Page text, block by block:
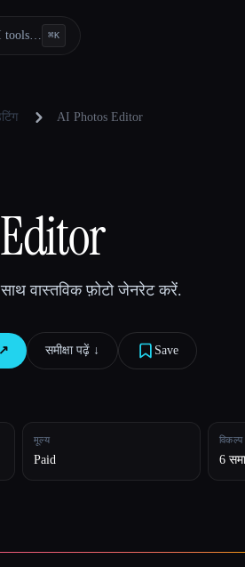
tools… ⌘K
AI Photos Editor
वास्तविक फ़ोटो जेनरेट करें.
↗︎ समीक्षा पढ़ें ↓︎ Save
मूल्य
Paid
विकल्प
6